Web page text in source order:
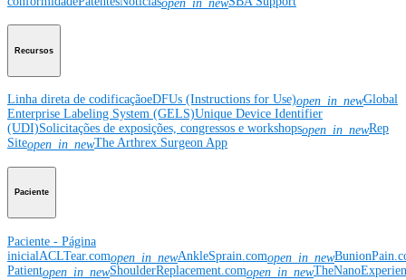
open_in_new
Recursos
Linha direta de codificaçãoeDFUs (Instructions for Use)open_in_newGlobal
Enterprise Labeling System (GELS)Unique Device Identifier
(UDI)Solicitações de exposições, congressos e workshopsopen_in_newRep
Siteopen_in_newThe Arthrex Surgeon App
Paciente
Paciente - Página
inicialACLTear.comopen_in_newAnkleSprain.comopen_in_new
Patientopen_in_newShoulderReplacement.comopen_in_new